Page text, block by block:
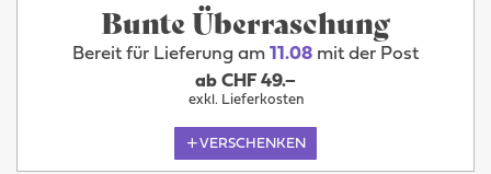
Bunte Überraschung
Bereit für Lieferung am 11.08 mit der Post
ab CHF 49.–
exkl. Lieferkosten
VERSCHENKEN